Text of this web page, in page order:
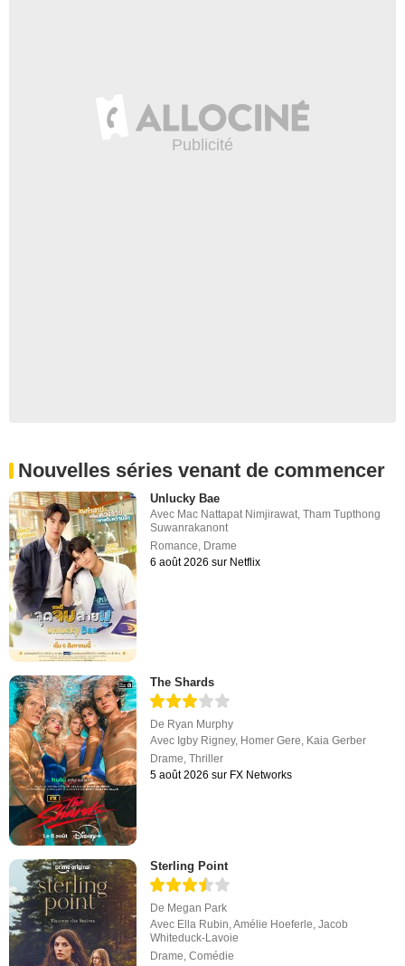
Nouvelles séries venant de commencer
Unlucky Bae
Avec Mac Nattapat Nimjirawat ,Tham Tupthong
Suwanrakanont
Romance Drame
6 août 2026 sur Netflix
The Shards
De Ryan Murphy
Avec Igby Rigney, Homer Gere, Kaia Gerber
Drame,Thriller
5 août 2026 sur FX Networks
Sterling Point
De Megan Park
Avec Ella Rubin,Amélie Hoeferle,Jacob
Whiteduck-Lavoie
Drame,Comédie